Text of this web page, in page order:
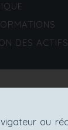
DES ACTIFS
ou